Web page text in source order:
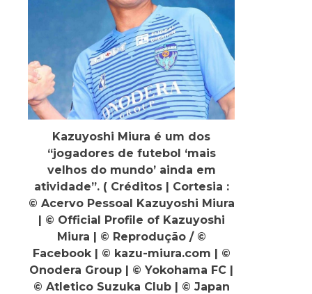
Kazuyoshi Miura é um dos
“jogadores de futebol ‘mais
velhos do mundo’ ainda em
atividade”. ( Créditos | Cortesia :
© Acervo Pessoal Kazuyoshi Miura
| © Official Profile of Kazuyoshi
Miura | © Reprodução / ©
Facebook | © kazu-miura.com | ©
Onodera Group | © Yokohama FC |
© Atletico Suzuka Club | © Japan